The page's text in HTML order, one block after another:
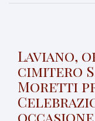
Laviano,
cimitero
Moretti